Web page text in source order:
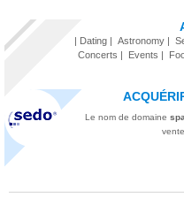
| Dating | Astronomy |
Concerts | Events |
Le nom de domaine